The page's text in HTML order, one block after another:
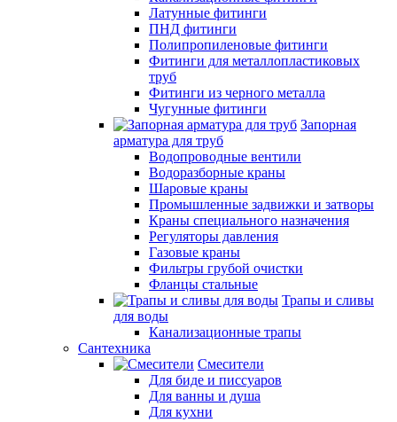
Латунные фитинги
ПНД фитинги
Полипропиленовые фитинги
Фитинги для металлопластиковых
труб
Фитинги из черного металла
Чугунные фитинги
Запорная
арматура для труб
Водопроводные вентили
Водоразборные краны
Шаровые краны
Промышленные задвижки и затворы
Краны специального назначения
Регуляторы давления
Газовые краны
Фильтры грубой очистки
Фланцы стальные
Трапы и сливы
для воды
Канализационные трапы
Сантехника
Смесители
Для биде и писсуаров
Для ванны и душа
Для кухни